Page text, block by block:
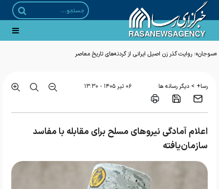
«سوجان»؛ روایت گذر زن اصیل ایرانی از گردنه‌های تاریخ معاصر
رسا+ > دیگر رسانه ها ۰۶ تير ۱۴۰۵ - ۱۳:۳۰
‌اعلام آمادگی نیروهای مسلح برای مقابله با مفاسد
سازمان‌‌یافته